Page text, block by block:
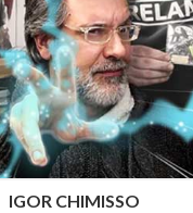
IGOR CHIMISSO